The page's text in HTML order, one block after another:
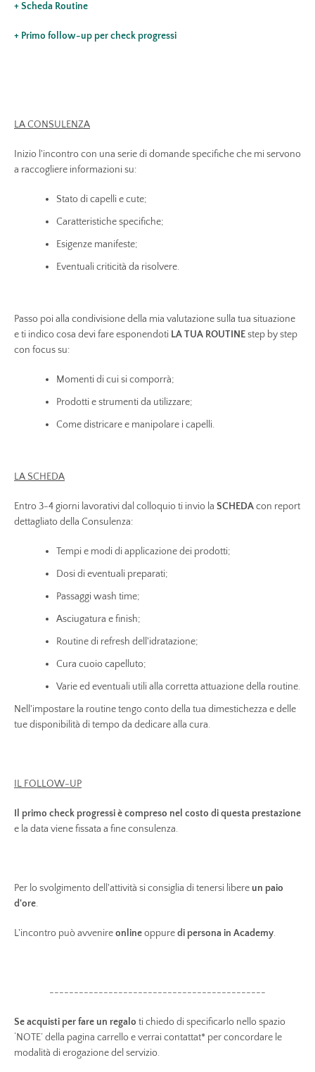
+ Scheda Routine
+ Primo follow-up per check progressi
LA CONSULENZA
Inizio l'incontro con una serie di domande specifiche che mi servono
a raccogliere informazioni su:
Stato di capelli e cute;
Caratteristiche specifiche;
Esigenze manifeste;
Eventuali criticità da risolvere.
Passo poi alla condivisione della mia valutazione sulla tua situazione
e ti indico cosa devi fare esponendoti LA TUA ROUTINEstep by step
con focus su:
Momenti di cui si comporrà;
Prodotti e strumenti da utilizzare;
Come districare e manipolare i capelli.
LA SCHEDA
Entro 3-4 giorni lavorativi dal colloquio ti invio la SCHEDAcon report
dettagliato della Consulenza:
Tempi e modi di applicazione dei prodotti;
Dosi di eventuali preparati;
Passaggi wash time;
Asciugatura e finish;
Routine di refresh dell'idratazione;
Cura cuoio capelluto;
Varie ed eventuali utili alla corretta attuazione della routine.
Nell'impostare la routine tengo conto della tua dimestichezza e delle
tue disponibilità di tempo da dedicare alla cura.
IL FOLLOW-UP
Il primo check progressi è compreso nel costo di questa prestazione
e la data viene fissata a fine consulenza.
Per lo svolgimento dell'attività si consiglia di tenersi libere un paio
d'ore.
L'incontro può avvenireonlineoppuredi persona in Academy.
--------------------------------------------
Se acquisti per fare un regalo ti chiedo di specificarlo nello spazio
‘NOTE’ della pagina carrello e verrai contattat* per concordare le
modalità di erogazione del servizio.